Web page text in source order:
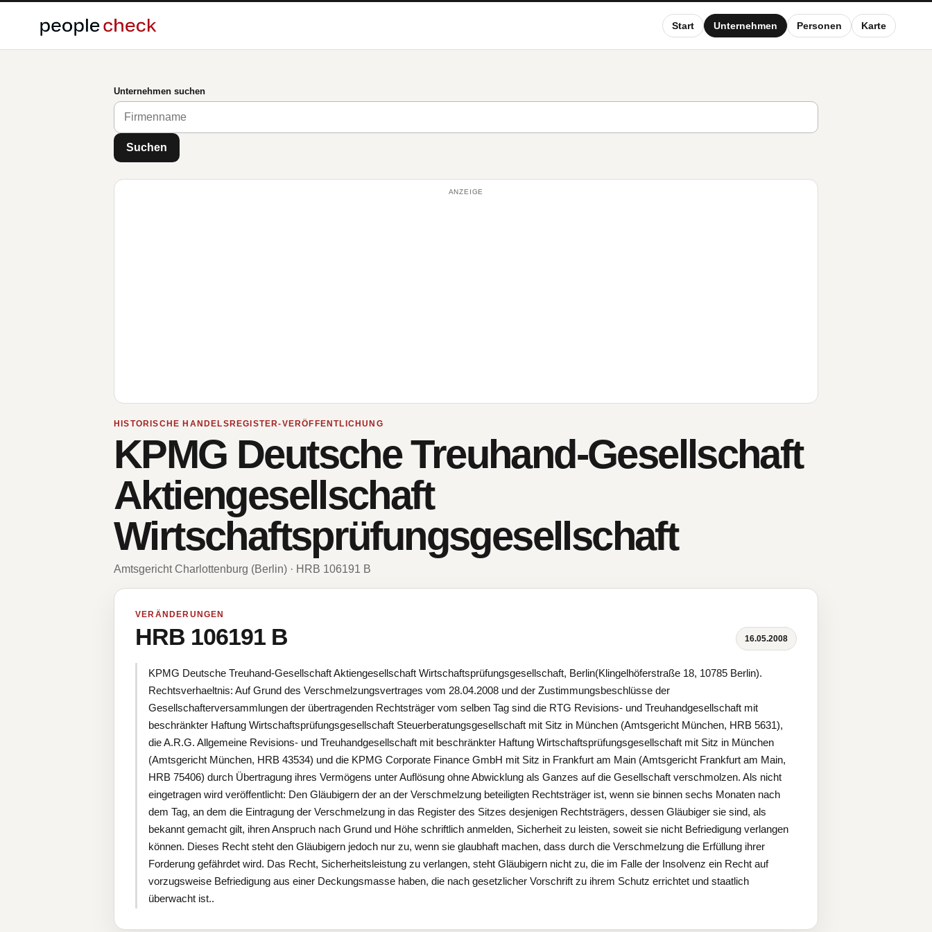
Start Unternehmen Personen Karte
Unternehmen suchen
Suchen
ANZEIGE
HISTORISCHE HANDELSREGISTER-VERÖFFENTLICHUNG
KPMG Deutsche Treuhand-Gesellschaft
Aktiengesellschaft
Wirtschaftsprüfungsgesellschaft
Amtsgericht Charlottenburg (Berlin) · HRB 106191 B
VERÄNDERUNGEN
HRB 106191 B 16.05.2008
KPMG Deutsche Treuhand-Gesellschaft Aktiengesellschaft Wirtschaftsprüfungsgesellschaft, Berlin(Klingelhöferstraße 18, 10785 Berlin).
Rechtsverhaeltnis: Auf Grund des Verschmelzungsvertrages vom 28.04.2008 und der Zustimmungsbeschlüsse der
Gesellschafterversammlungen der übertragenden Rechtsträger vom selben Tag sind die RTG Revisions- und Treuhandgesellschaft mit
beschränkter Haftung Wirtschaftsprüfungsgesellschaft Steuerberatungsgesellschaft mit Sitz in München (Amtsgericht München, HRB 5631),
die A.R.G. Allgemeine Revisions- und Treuhandgesellschaft mit beschränkter Haftung Wirtschaftsprüfungsgesellschaft mit Sitz in München
(Amtsgericht München, HRB 43534) und die KPMG Corporate Finance GmbH mit Sitz in Frankfurt am Main (Amtsgericht Frankfurt am Main,
HRB 75406) durch Übertragung ihres Vermögens unter Auflösung ohne Abwicklung als Ganzes auf die Gesellschaft verschmolzen. Als nicht
eingetragen wird veröffentlicht: Den Gläubigern der an der Verschmelzung beteiligten Rechtsträger ist, wenn sie binnen sechs Monaten nach
dem Tag, an dem die Eintragung der Verschmelzung in das Register des Sitzes desjenigen Rechtsträgers, dessen Gläubiger sie sind, als
bekannt gemacht gilt, ihren Anspruch nach Grund und Höhe schriftlich anmelden, Sicherheit zu leisten, soweit sie nicht Befriedigung verlangen
können. Dieses Recht steht den Gläubigern jedoch nur zu, wenn sie glaubhaft machen, dass durch die Verschmelzung die Erfüllung ihrer
Forderung gefährdet wird. Das Recht, Sicherheitsleistung zu verlangen, steht Gläubigern nicht zu, die im Falle der Insolvenz ein Recht auf
vorzugsweise Befriedigung aus einer Deckungsmasse haben, die nach gesetzlicher Vorschrift zu ihrem Schutz errichtet und staatlich
überwacht ist..